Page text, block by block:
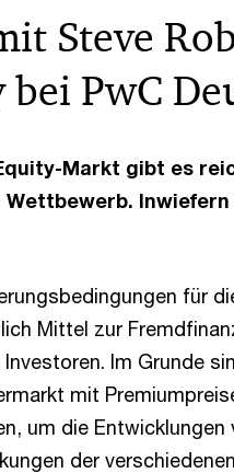
Steve
PwC
Markt gibt es
Inwiefern
für
Mittel zur
Im Grunde
mit
um die Entwicklungen
der